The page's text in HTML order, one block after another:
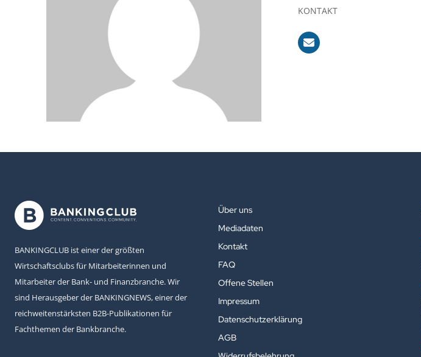
KONTAKT
BANKINGCLUB ist einer der größten
Wirtschaftsclubs für Mitarbeiterinnen und
Mitarbeiter der Bank- und Finanzbranche. Wir
sind Herausgeber der BANKINGNEWS, einer der
reichweitenstärksten B2B-Publikationen für
Fachthemen der Bankbranche.
Über uns
Mediadaten
Kontakt
FAQ
Offene Stellen
Impressum
Datenschutzerklärung
AGB